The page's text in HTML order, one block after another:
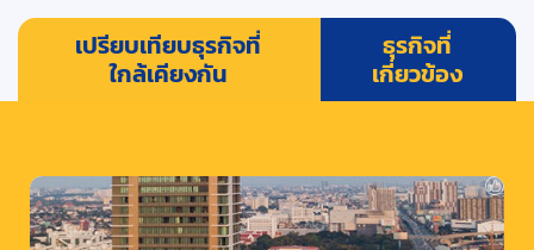
เปรียบเทียบธุรกิจที่
ใกล้เคียงกัน
ธุรกิจที่
เกี่ยวข้อง